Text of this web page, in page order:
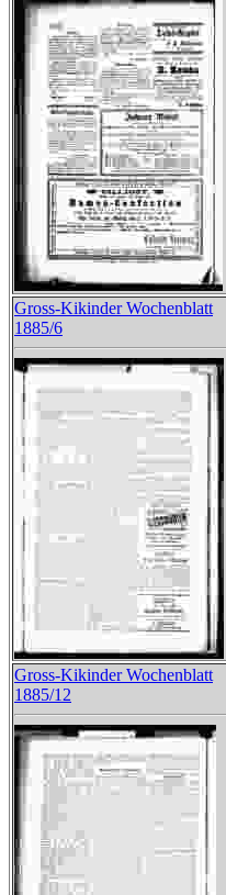
Gross-Kikinder Wochenblatt
1885/6
Gross-Kikinder Wochenblatt
1885/12